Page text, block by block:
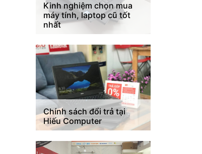
Kinh nghiệm chọn mua
máy tính, laptop cũ tốt
nhất
Chính sách đổi trả tại
Hiếu Computer